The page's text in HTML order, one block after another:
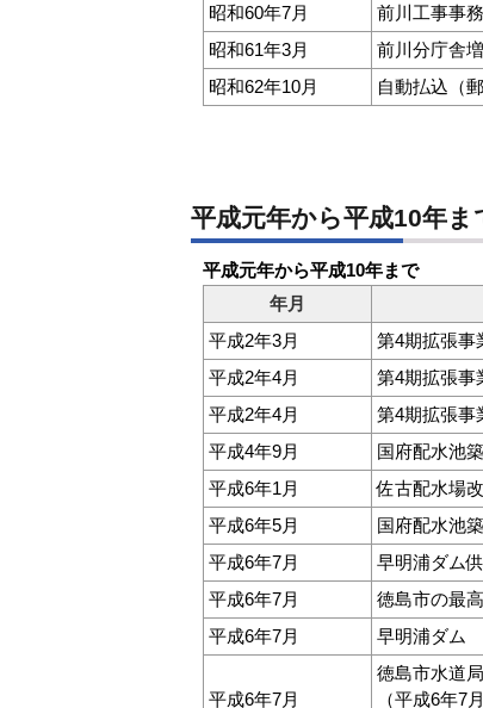
昭和60年7月
前川工事事
昭和61年3月
前川分庁舎
昭和62年10月
自動払込（
平成元年から平成10年ま
平成元年から平成10年まで
年月
平成2年3月
第4期拡張事
平成2年4月
第4期拡張事
平成2年4月
第4期拡張事
平成4年9月
国府配水池
平成6年1月
佐古配水場
平成6年5月
国府配水池
平成6年7月
早明浦ダム
平成6年7月
徳島市の最
平成6年7月
早明浦ダム
平成6年7月
徳島市水道
（平成6年7